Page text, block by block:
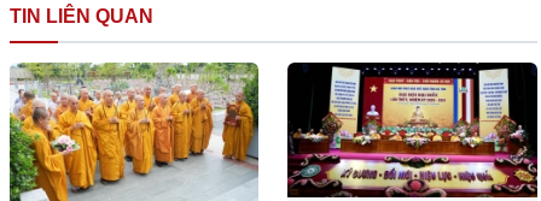
TIN LIÊN QUAN